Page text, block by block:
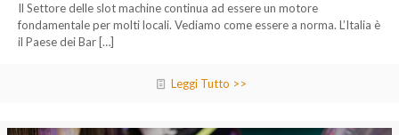
Il Settore delle slot machine continua ad essere un motore
fondamentale per molti locali. Vediamo come essere a norma. L’Italia è
il Paese dei Bar […]
Leggi Tutto >>